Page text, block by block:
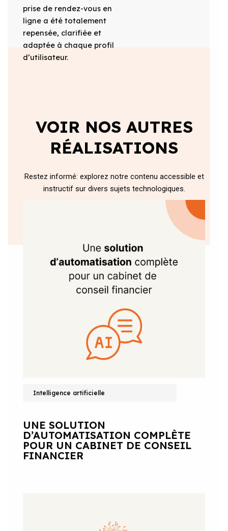
prise de rendez-vous en
ligne a été totalement
repensée, clarifiée et
adaptée à chaque profil
d’utilisateur.
VOIR NOS AUTRES
RÉALISATIONS
Restez informé: explorez notre contenu accessible et
instructif sur divers sujets technologiques.
Intelligence artificielle
UNE SOLUTION
D’AUTOMATISATION COMPLÈTE
POUR UN CABINET DE CONSEIL
FINANCIER